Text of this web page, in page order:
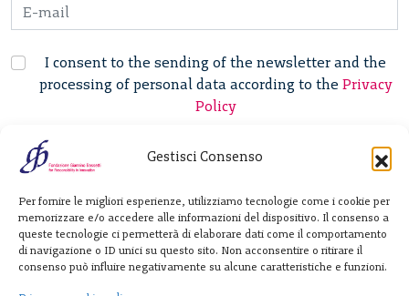
Gestisci Consenso
Per fornire le migliori esperienze, utilizziamo tecnologie come i cookie per
memorizzare e/o accedere alle informazioni del dispositivo. Il consenso a
queste tecnologie ci permetterà di elaborare dati come il comportamento
di navigazione o ID unici su questo sito. Non acconsentire o ritirare il
consenso può influire negativamente su alcune caratteristiche e funzioni.
I consent to the sending of the newsletter and the
processing of personal data according to the Privacy
Policy
Giannino Bassetti ETS
Via Michele Barozzi 4